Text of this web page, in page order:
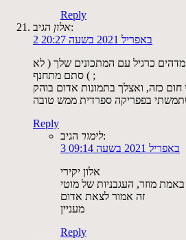
Reply
אלוןהגיב:
2 באפריל 2021 בשעה 20:27
מדהים כרגיל עם המתכונים שלך ( לא
סתם מתחנף ( ;
בפפריקה ספרדית ממש טובה
Reply
לימורהגיב:
3 באפריל 2021 בשעה 09:14
אלון יקירי
זה אמור לצאת אדום
מעניין
Reply